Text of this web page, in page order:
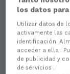
los datos
Utilizar datos de
activamente las
identificación.
acceder a ella .
de publicidad y
de servicios .